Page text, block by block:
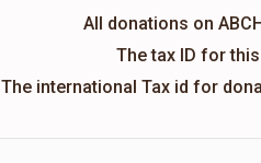
All donations on
The tax ID for
The international Tax id for